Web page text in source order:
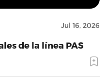
Jul 16, 2026
de la línea PAS